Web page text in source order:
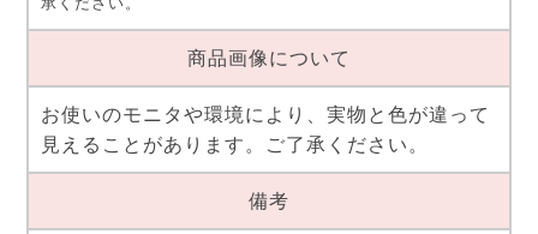
商品画像について
お使いのモニタや環境により、実物と色が違って
見えることがあります。ご了承ください。
備考